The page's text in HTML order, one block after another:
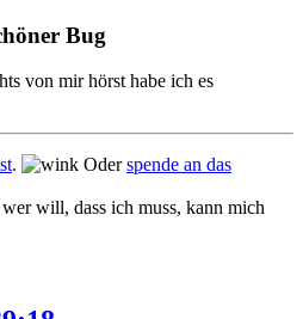
Bug
von mir hörst habe ich es
. Oderspende an das
will, dass ich muss, kann mich